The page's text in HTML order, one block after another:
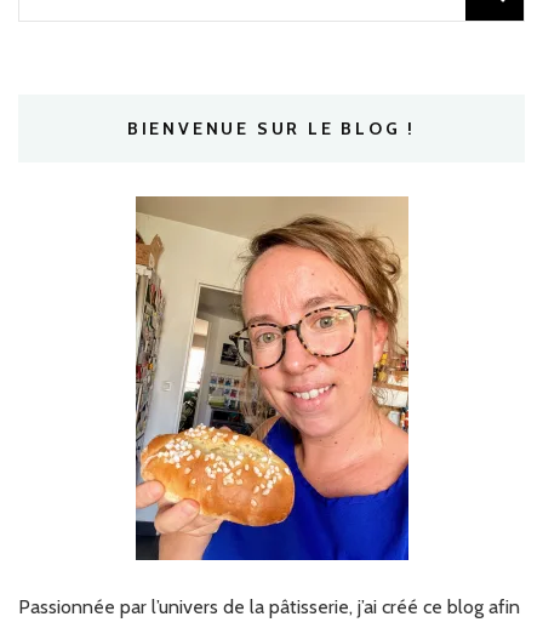
BIENVENUE SUR LE BLOG !
Passionnée par l’univers de la pâtisserie, j’ai créé ce blog afin